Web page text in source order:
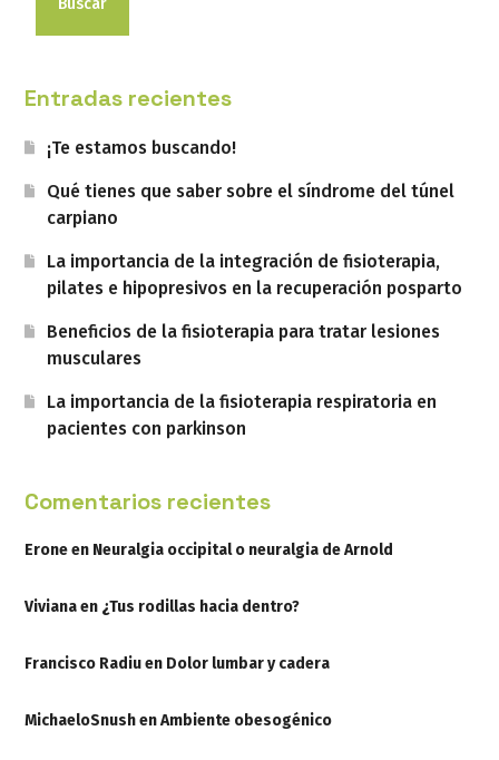
Buscar
Entradas recientes
¡Te estamos buscando!
Qué tienes que saber sobre el síndrome del túnel
carpiano
La importancia de la integración de fisioterapia,
pilates e hipopresivos en la recuperación posparto
Beneficios de la fisioterapia para tratar lesiones
musculares
La importancia de la fisioterapia respiratoria en
pacientes con parkinson
Comentarios recientes
Eroneen Neuralgia occipital o neuralgia de Arnold
Vivianaen ¿Tus rodillas hacia dentro?
Francisco Radiuen Dolor lumbar y cadera
MichaeloSnushenAmbiente obesogénico